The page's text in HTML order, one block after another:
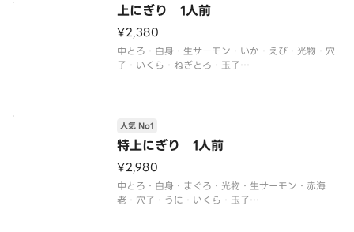
上にぎり 1人前
¥2,380
中とろ・白身・生サーモン・いか・えび・光物・穴
子・いくら・ねぎとろ・玉子
特上にぎり 1人前
人気 No1
¥2,980
中とろ・白身・まぐろ・光物・生サーモン・赤海
老・穴子・うに・いくら・玉子